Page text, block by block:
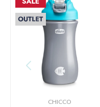
CHICCO
Lentes
Vestimenta
Gift cards